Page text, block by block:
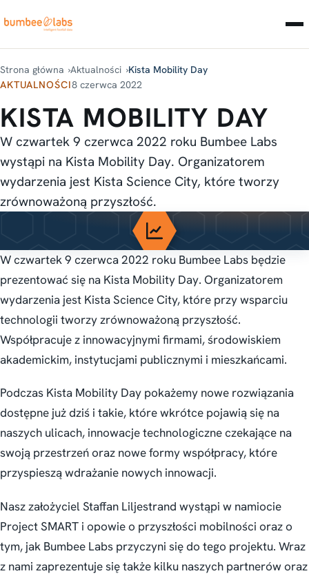
Strona główna Aktualności Kista Mobility Day
AKTUALNOŚCI8 czerwca 2022
KISTA MOBILITY DAY
W czwartek 9 czerwca 2022 roku Bumbee Labs
wystąpi na Kista Mobility Day. Organizatorem
wydarzenia jest Kista Science City, które tworzy
zrównoważoną przyszłość.
W czwartek 9 czerwca 2022 roku Bumbee Labs będzie
prezentować się na Kista Mobility Day. Organizatorem
wydarzenia jest Kista Science City, które przy wsparciu
technologii tworzy zrównoważoną przyszłość.
Współpracuje z innowacyjnymi firmami, środowiskiem
akademickim, instytucjami publicznymi i mieszkańcami.
Podczas Kista Mobility Day pokażemy nowe rozwiązania
dostępne już dziś i takie, które wkrótce pojawią się na
naszych ulicach, innowacje technologiczne czekające na
swoją przestrzeń oraz nowe formy współpracy, które
przyspieszą wdrażanie nowych innowacji.
Nasz założyciel Staffan Liljestrand wystąpi w namiocie
Project SMART i opowie o przyszłości mobilności oraz o
tym, jak Bumbee Labs przyczyni się do tego projektu. Wraz
z nami zaprezentuje się także kilku naszych partnerów oraz